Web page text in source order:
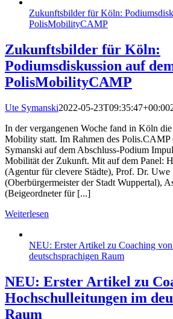
Zukunftsbilder für Köln:
PolisMobilityCAMP
Zukunftsbilder für Köln:
Podiumsdiskussion auf
PolisMobilityCAMP
Ute Symanski2022-05-23T09:35:47+00:00
In der vergangenen Woche fand in Köln
Mobility statt. Im Rahmen des
Symanski auf dem Abschluss-Podium
Mobilität der Zukunft. Mit auf dem Panel:
(Agentur für clevere Städte), Prof. Dr. Uwe
(Oberbürgermeister der Stadt Wuppertal),
(Beigeordneter für [...]
Weiterlesen
NEU: Erster Artikel zu Coaching
deutschsprachigen Raum
NEU: Erster Artikel zu
Hochschulleitungen im
Raum